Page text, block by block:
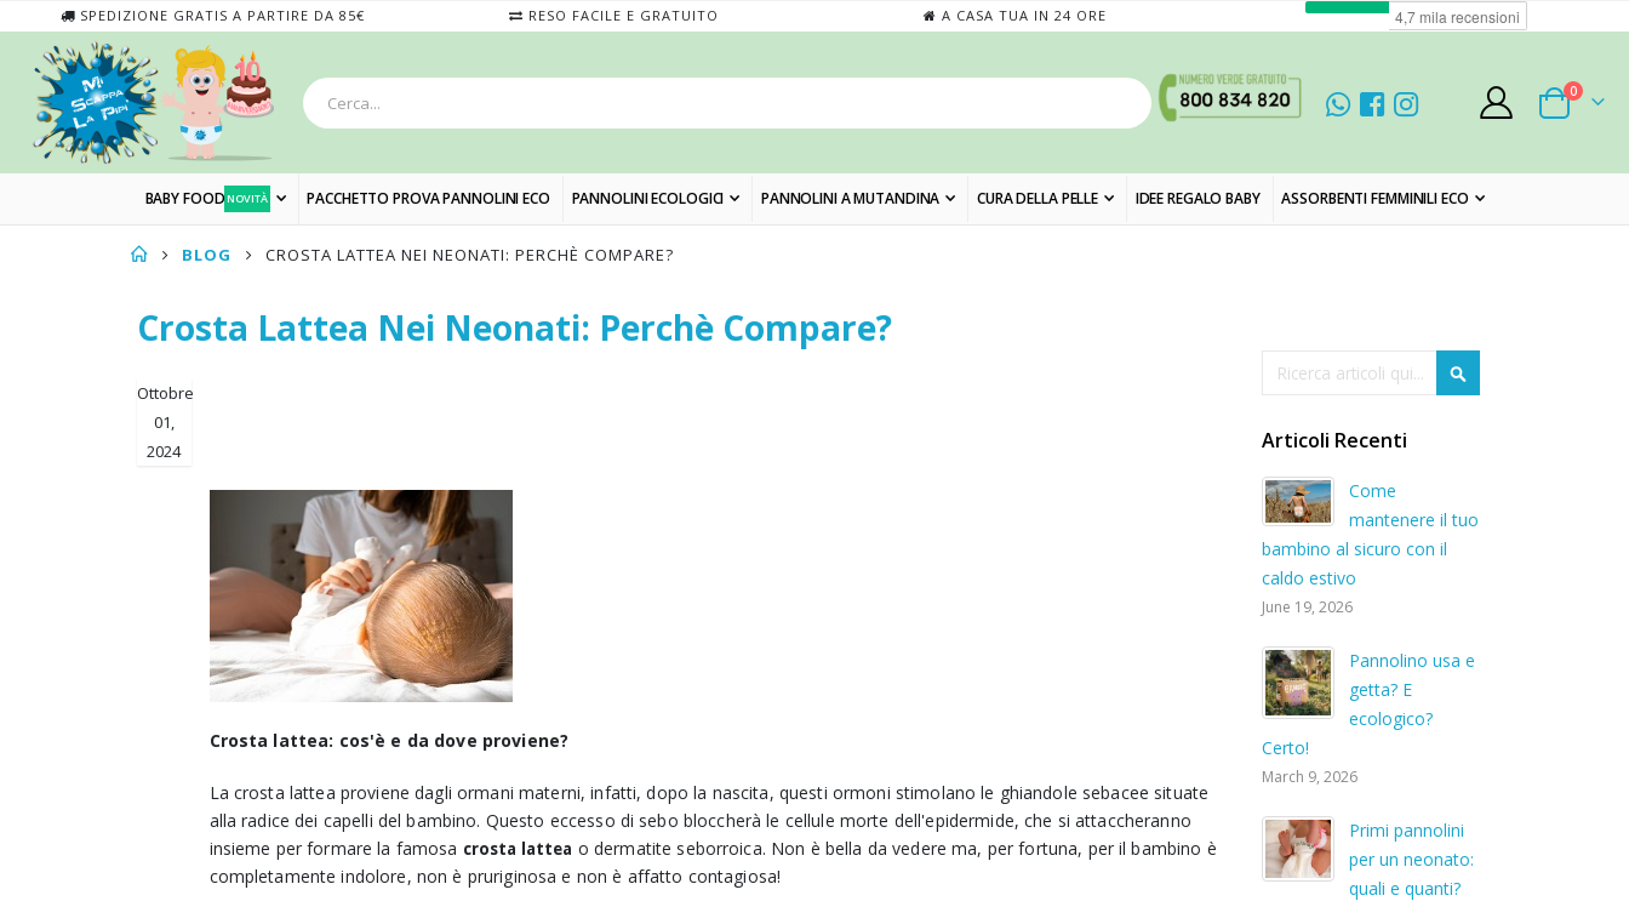
SPEDIZIONE GRATIS A PARTIRE DA 85€ RESO FACILE E GRATUITO A CASA TUA IN 24 ORE
Cart
0elementi
BABY FOODNOVITÀ PACCHETTO PROVA PANNOLINI ECO PANNOLINI ECOLOGICI PANNOLINI A MUTANDINA CURA DELLA PELLE IDEE REGALO BABY ASSORBENTI FEMMINILI ECO
BLOG CROSTA LATTEA NEI NEONATI: PERCHÈ COMPARE?
Crosta Lattea Nei Neonati: Perchè Compare?
Ottobre
01,
2024
Crosta lattea: cos'è e da dove proviene?
La crosta lattea proviene dagli ormani materni, infatti, dopo la nascita, questi ormoni stimolano le ghiandole sebacee situate
alla radice dei capelli del bambino. Questo eccesso di sebo bloccherà le cellule morte dell'epidermide, che si attaccheranno
insieme per formare la famosa crosta lattea o dermatite seborroica. Non è bella da vedere ma, per fortuna, per il bambino è
completamente indolore, non è pruriginosa e non è affatto contagiosa!
Cerca
Articoli Recenti
Come
mantenere il tuo
bambino al sicuro con il
caldo estivo
June 19, 2026
Pannolino usa e
getta? E
ecologico?
Certo!
March 9, 2026
Primi pannolini
per un neonato:
quali e quanti?